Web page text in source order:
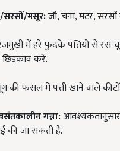
मसूर:जौ, चना, मटर,
में हरे फुदके पत्तियों से रस
छिड़काव करें.
की फसल में पत्ती खाने वाले
गन्ना:
की जा सकती है.